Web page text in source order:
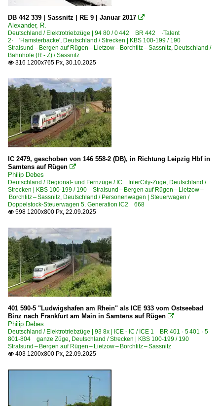
1 277 BR 277 ·G 1700, G 1700-2 BB·
1 285 BR 285 ·Traxx DE·
Dieselloks | bis 100 km/h | 98 80
3 345 · 3 346 BR 345 · BR 346 DR 105 · DR 106 DR V 60
Dieseltriebzüge | 95 80
0 628 BR 628 · 928 · BR 629
0 642 BR 642 ·Desiro·
Dieseltriebzüge | bis 1970 und Altbautriebzüge
DR VT 18.16 · DR 175.0 SVT Bauart Görlitz
DRG VT 137 · DR 185 · DB VT 51 4-achsige Triebwagen
6 101 BR 101
6 101 BR 101 Lokportraits
6 101 BR 101 Werbeloks
6 120 BR 120 Private
6 120 BR 120.1
6 145 BR 145 ·Traxx AC· Private
6 182 BR 182 ·ES 64 U2·
6 183 BR 183 ·ES 64 U4·
6 187 BR 187 ·Traxx AC3· Private
6 189 BR 189 ·ES 64 F4· Private
DB 442 339 | Sassnitz | RE 9 | Januar 2017 
Alexander, R.
Deutschland / Elektrotriebzüge | 94 80 / 0 442 BR 442 ·Talent
2· 'Hamsterbacke', Deutschland / Strecken | KBS 100-199 / 190
Stralsund – Bergen auf Rügen – Lietzow – Borchtitz – Sassnitz, Deutschland /
Bahnhöfe (R - Z) / Sassnitz
 316 1200x765 Px, 30.10.2025
IC 2479, geschoben von 146 558-2 (DB), in Richtung Leipzig Hbf in
Samtens auf Rügen 
Philip Debes
Deutschland / Regional- und Fernzüge / IC InterCity-Züge, Deutschland /
Strecken | KBS 100-199 / 190 Stralsund – Bergen auf Rügen – Lietzow –
Borchtitz – Sassnitz, Deutschland / Personenwagen | Steuerwagen /
Doppelstock-Steuerwagen 5. Generation IC2 668
 598 1200x800 Px, 22.09.2025
401 590-5 "Ludwigshafen am Rhein" als ICE 933 vom Ostseebad
Binz nach Frankfurt am Main in Samtens auf Rügen 
Philip Debes
Deutschland / Elektrotriebzüge | 93 8x | ICE - IC / ICE 1 BR 401 · 5 401 · 5
801-804 ganze Züge, Deutschland / Strecken | KBS 100-199 / 190
Stralsund – Bergen auf Rügen – Lietzow – Borchtitz – Sassnitz
 403 1200x800 Px, 22.09.2025